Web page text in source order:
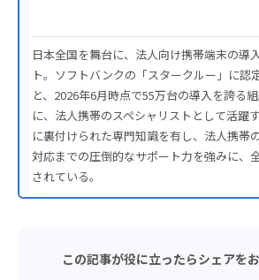
日本全国を舞台に、法人向け携帯端末の導
ト。ソフトバンクの「スタークルー」に認
と、2026年6月時点で55万台の導入を誇る
に、法人携帯のスペシャリストとして活躍
に裏付けられた専門知識を有し、法人携帯
対応までの圧倒的なサポート力を強みに、
されている。
この記事が役に立ったらシェアを